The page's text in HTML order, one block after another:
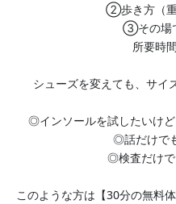
②歩き方（重
③その場
所要時
シューズを変えても、サイ
◎インソールを試したいけ
◎話だけで
◎検査だけ
このような方は【30分の無料